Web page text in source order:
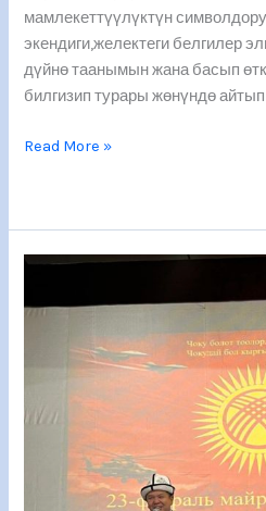
мамлекеттүүлүктүн
экендиги,желектеги белгилер
дүйнө таанымын жана басып
билгизип турары жөнүндө
Read More »
23-
мамлекеттик
университетинде
салтанаттуу
белгиленди.